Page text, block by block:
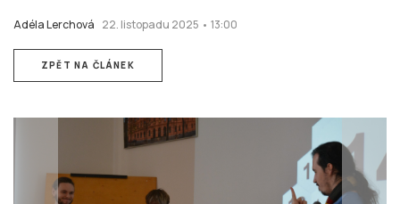
Adéla Lerchová 22. listopadu 2025 • 13:00
ZPĚT NA ČLÁNEK